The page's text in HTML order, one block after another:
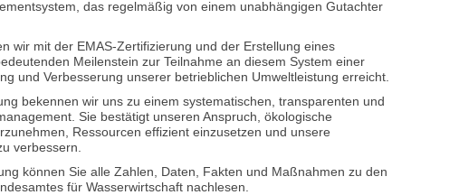
das regelmäßig von einem unabhängigen Gutachter
wir mit der EMAS-Zertifizierung und der Erstellung eines
Meilenstein zur Teilnahme an diesem System einer
und Verbesserung unserer betrieblichen Umweltleistung erreicht.
bekennen wir uns zu einem systematischen, transparenten und
Sie bestätigt unseren Anspruch, ökologische
Ressourcen effizient einzusetzen und unsere
verbessern.
können Sie alle Zahlen, Daten, Fakten und Maßnahmen zu den
für Wasserwirtschaft nachlesen.